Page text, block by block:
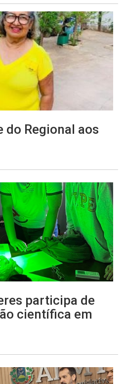
do Regional aos
participa de
científica em